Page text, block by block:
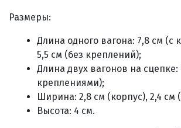
Размеры:
Длина одного вагона: 7,8 см (с
5,5 см (без креплений);
Длина двух вагонов на сцепке:
креплениями);
Ширина: 2,8 см (корпус), 2,4 см
Высота: 4 см.